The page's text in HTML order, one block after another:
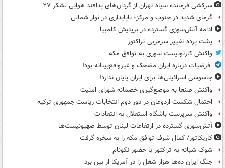
سرکشی فرمانده سپاه تهران از گردان‌های پدافند هوایی لشکر ۲۷
گرمای شدید در جنوب و مرکز؛ ناپایداری در نوار شمالی
ادامه آتش‌سوزی گسترده در بریتیش کلمبیا
پشت پرده تغییر سرمربی تراکتور
واکنش کارتونیست سوری به توافق مکه
فرضیات درباره ایران مضحک و غیرواقع‌بینانه بود!
جاسوسی اسرائیلی‌ها برای ایران پایان ندارد!
واکنش صنعا به موضع‌گیری خصمانه شورای امنیت
احتمال شکست اردوغان در دور دوم انتخابات ریاست جمهوری ترکیه
واکنش سرپرست باشگاه استقلال به انتقادات
آتش‌سوزی گسترده در ارتفاعات لبنان توسط صهیونیست‌ها
کاریکاتور/ کمال شرف توافق مکه را به سخره گرفت
شوک شبانه به تراکتور با حضور نکونام
جنگ ایران ده‌ها هزار شغل را در آمریکا از بین برد